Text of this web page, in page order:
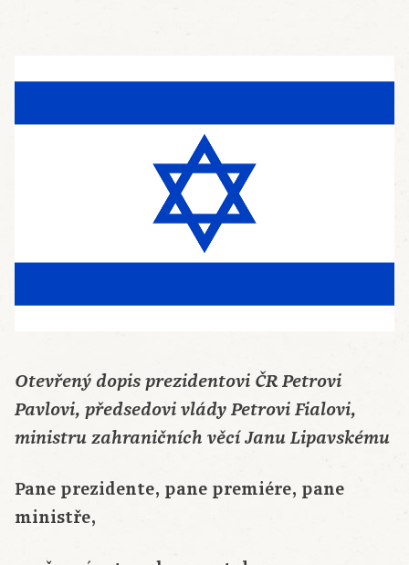
Otevřený dopis prezidentovi ČR Petrovi
Pavlovi, předsedovi vlády Petrovi Fialovi,
ministru zahraničních věcí Janu Lipavskému
Pane prezidente, pane premiére, pane
ministře,